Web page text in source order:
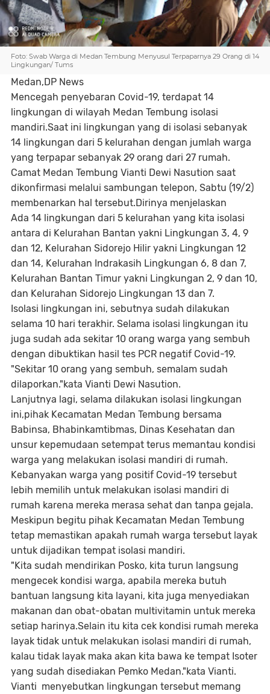
Foto: Swab Warga di Medan Tembung Menyusul Terpaparnya 29 Orang di 14
Lingkungan/ Tums
Medan,DP News
Mencegah penyebaran Covid-19, terdapat 14
lingkungan di wilayah Medan Tembung isolasi
mandiri.Saat ini lingkungan yang di isolasi sebanyak
14 lingkungan dari 5 kelurahan dengan jumlah warga
yang terpapar sebanyak 29 orang dari 27 rumah.
Camat Medan Tembung Vianti Dewi Nasution saat
dikonfirmasi melalui sambungan telepon, Sabtu (19/2)
membenarkan hal tersebut.Dirinya menjelaskan
Ada 14 lingkungan dari 5 kelurahan yang kita isolasi
antara di Kelurahan Bantan yakni Lingkungan 3, 4, 9
dan 12, Kelurahan Sidorejo Hilir yakni Lingkungan 12
dan 14, Kelurahan Indrakasih Lingkungan 6, 8 dan 7,
Kelurahan Bantan Timur yakni Lingkungan 2, 9 dan 10,
dan Kelurahan Sidorejo Lingkungan 13 dan 7.
Isolasi lingkungan ini, sebutnya sudah dilakukan
selama 10 hari terakhir. Selama isolasi lingkungan itu
juga sudah ada sekitar 10 orang warga yang sembuh
dengan dibuktikan hasil tes PCR negatif Covid-19.
"Sekitar 10 orang yang sembuh, semalam sudah
dilaporkan."kata Vianti Dewi Nasution.
Lanjutnya lagi, selama dilakukan isolasi lingkungan
ini,pihak Kecamatan Medan Tembung bersama
Babinsa, Bhabinkamtibmas, Dinas Kesehatan dan
unsur kepemudaan setempat terus memantau kondisi
warga yang melakukan isolasi mandiri di rumah.
Kebanyakan warga yang positif Covid-19 tersebut
lebih memilih untuk melakukan isolasi mandiri di
rumah karena mereka merasa sehat dan tanpa gejala.
Meskipun begitu pihak Kecamatan Medan Tembung
tetap memastikan apakah rumah warga tersebut layak
untuk dijadikan tempat isolasi mandiri.
"Kita sudah mendirikan Posko, kita turun langsung
mengecek kondisi warga, apabila mereka butuh
bantuan langsung kita layani, kita juga menyediakan
makanan dan obat-obatan multivitamin untuk mereka
setiap harinya.Selain itu kita cek kondisi rumah mereka
layak tidak untuk melakukan isolasi mandiri di rumah,
kalau tidak layak maka akan kita bawa ke tempat Isoter
yang sudah disediakan Pemko Medan."kata Vianti.
Vianti menyebutkan lingkungan tersebut memang